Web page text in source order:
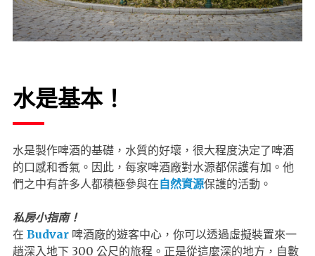
水是基本！
水是製作啤酒的基礎，水質的好壞，很大程度決定了啤酒
的口感和香氣。因此，每家啤酒廠對水源都保護有加。他
們之中有許多人都積極參與在自然資源保護的活動。
私房小指南！
在 Budvar 啤酒廠的遊客中心，你可以透過虛擬裝置來一
趟深入地下 300 公尺的旅程。正是從這麼深的地方，自數